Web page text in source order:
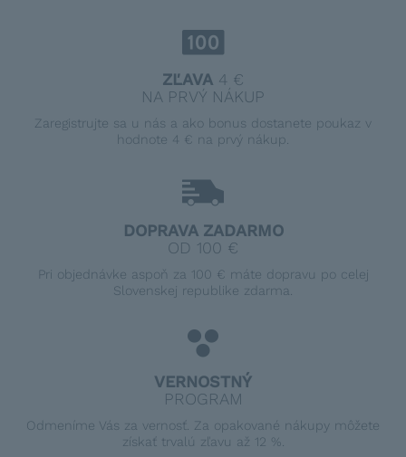
ZĽAVA 4 €
NA PRVÝ NÁKUP
Zaregistrujte sa u nás a ako bonus dostanete poukaz v
hodnote 4 € na prvý nákup.
DOPRAVA ZADARMO
OD 100 €
Pri objednávke aspoň za 100 € máte dopravu po celej
Slovenskej republike zdarma.
VERNOSTNÝ
PROGRAM
Odmeníme Vás za vernosť. Za opakované nákupy môžete
získať trvalú zľavu až 12 %.